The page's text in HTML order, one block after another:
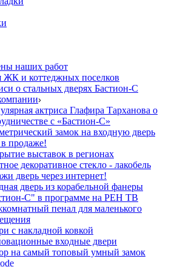
наших работ
ЖК и коттеджных поселков
о стальных дверях Бастион-С
актриса Глафира Тарханова о
с «Бастион-С»
замок на входную дверь
продаже!
выставок в регионах
декоративное стекло - лакобель
дверь через интернет!
дверь из корабельной фанеры
С" в программе на РЕН ТВ
пенал для маленького
с накладной ковкой
входные двери
на самый топовый умный замок